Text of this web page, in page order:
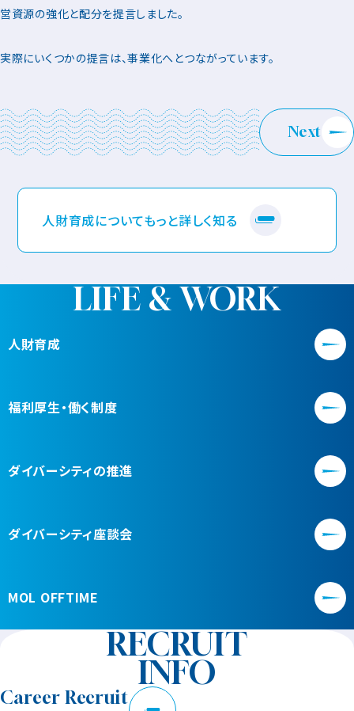
営資源の強化と配分を提言しました。
実際にいくつかの提言は、事業化へとつながっています。
Next
人財育成についてもっと詳しく知る
LIFE & WORK
人財育成
福利厚生・働く制度
ダイバーシティの推進
ダイバーシティ座談会
MOL OFFTIME
RECRUIT
INFO
Career Recruit